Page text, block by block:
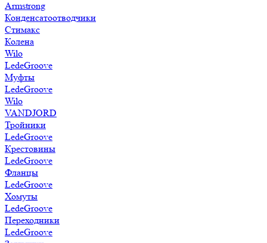
Armstrong
Конденсатоотводчики
Стимакс
Колена
Wilo
LedeGroove
Муфты
LedeGroove
Wilo
VANDJORD
Тройники
LedeGroove
Крестовины
LedeGroove
Фланцы
LedeGroove
Хомуты
LedeGroove
Переходники
LedeGroove